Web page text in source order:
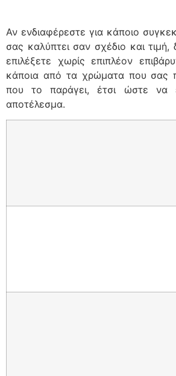
Αν ενδιαφέρεστε για κάποιο
σας καλύπτει σαν σχέδιο και
επιλέξετε χωρίς επιπλέον
κάποια από τα χρώματα που σας
που το παράγει, έτσι ώστε να
αποτέλεσμα.